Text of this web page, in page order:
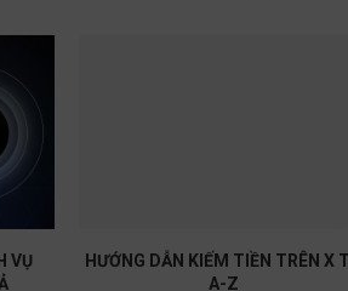
VỤ
HƯỚNG DẪN KIẾM TIỀN TRÊN X
A-Z